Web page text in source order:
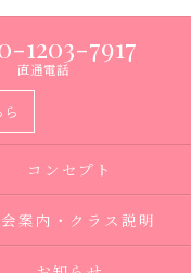
1203-7917
直通電話
コンセプト
会案内・クラス説明